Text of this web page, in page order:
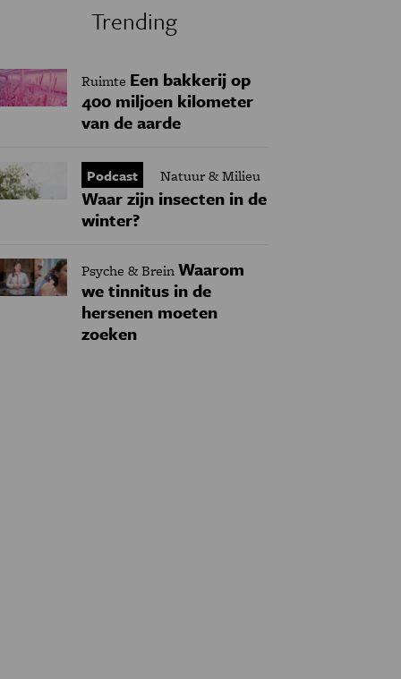
Trending
Ruimte Een bakkerij op
400 miljoen kilometer
van de aarde
Podcast Natuur & Milieu
Waar zijn insecten in de
winter?
Psyche & BreinWaarom
we tinnitus in de
hersenen moeten
zoeken